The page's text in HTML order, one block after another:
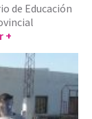
de Educación
+